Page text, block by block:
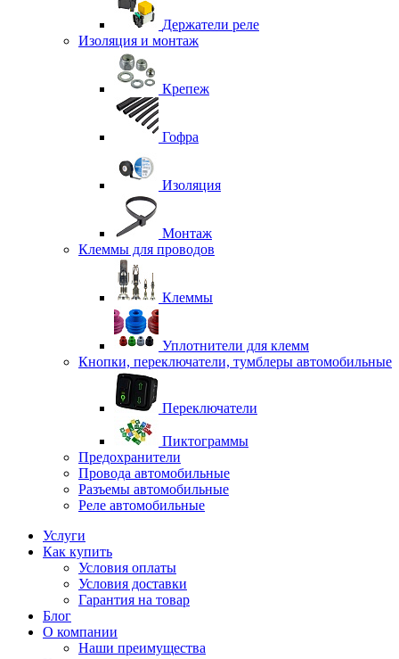
Держатели реле
Изоляция и монтаж
Крепеж
Гофра
Изоляция
Монтаж
Клеммы для проводов
Клеммы
Уплотнители для клемм
Кнопки, переключатели, тумблеры автомобильные
Переключатели
Пиктограммы
Предохранители
Провода автомобильные
Разъемы автомобильные
Реле автомобильные
Услуги
Как купить
Условия оплаты
Условия доставки
Гарантия на товар
Блог
О компании
Наши преимущества